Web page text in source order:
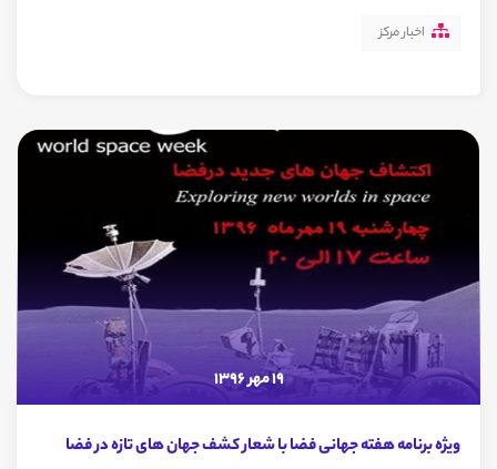
اخبار مرکز
19 مهر 1396
ویژه برنامه هفته جهانی فضا با شعار کشف جهان های تازه در فضا